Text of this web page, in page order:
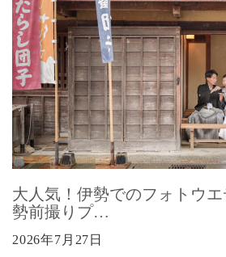
大人気！伊勢でのフォトウ
勢前撮りプ…
2026年7月27日